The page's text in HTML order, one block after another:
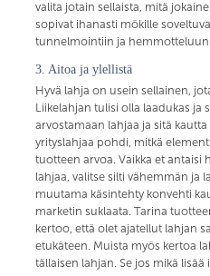
valita jotain sellaista, mitä
sopivat ihanasti mökille
tunnelmointiin ja
3. Aitoa ja ylellistä
Hyvä lahja on usein sellainen,
Liikelahjan tulisi olla laadukas ja
arvostamaan lahjaa ja sitä
yrityslahjaa pohdi, mitkä
tuotteen arvoa. Vaikka et antaisi
lahjaa, valitse silti vähemmän ja
muutama käsintehty konvehti
marketin suklaata. Tarina
kertoo, että olet ajatellut lahjan
etukäteen. Muista myös kertoa
tällaisen lahjan. Se jos mikä